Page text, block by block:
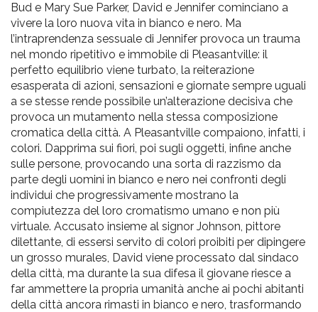
Bud e Mary Sue Parker, David e Jennifer cominciano a
vivere la loro nuova vita in bianco e nero. Ma
l’intraprendenza sessuale di Jennifer provoca un trauma
nel mondo ripetitivo e immobile di Pleasantville: il
perfetto equilibrio viene turbato, la reiterazione
esasperata di azioni, sensazioni e giornate sempre uguali
a se stesse rende possibile un’alterazione decisiva che
provoca un mutamento nella stessa composizione
cromatica della città. A Pleasantville compaiono, infatti, i
colori. Dapprima sui fiori, poi sugli oggetti, infine anche
sulle persone, provocando una sorta di razzismo da
parte degli uomini in bianco e nero nei confronti degli
individui che progressivamente mostrano la
compiutezza del loro cromatismo umano e non più
virtuale. Accusato insieme al signor Johnson, pittore
dilettante, di essersi servito di colori proibiti per dipingere
un grosso murales, David viene processato dal sindaco
della città, ma durante la sua difesa il giovane riesce a
far ammettere la propria umanità anche ai pochi abitanti
della città ancora rimasti in bianco e nero, trasformando